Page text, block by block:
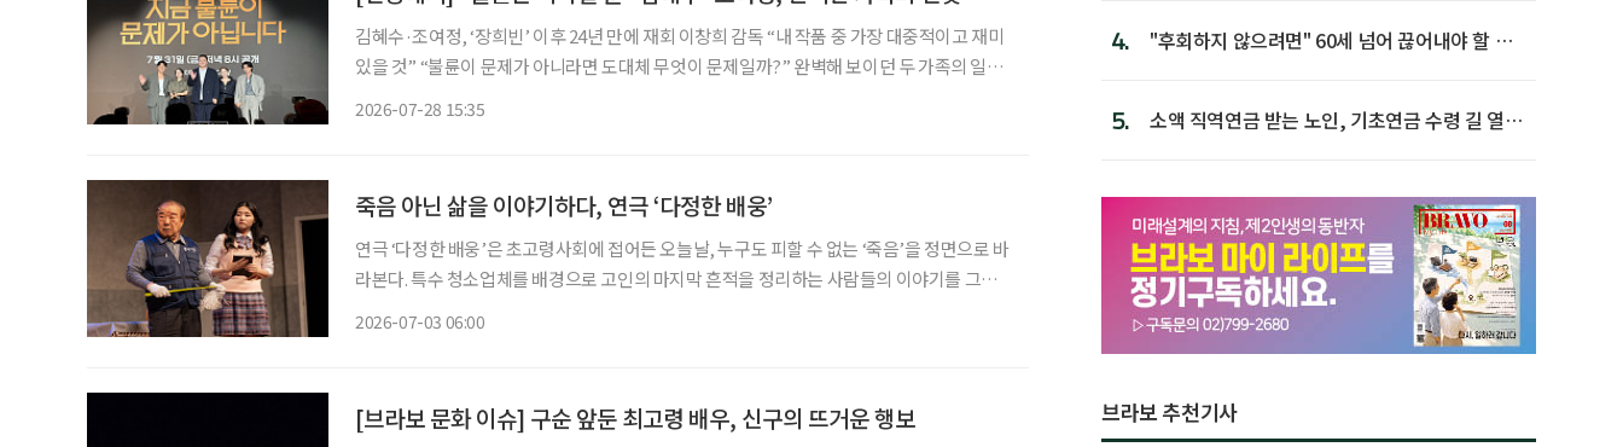
김혜수·조여정, ‘장희빈’ 이후 24년 만에 재회 이창희 감독 “내 작품 중 가장 대중적이고 재미
있을 것” “불륜이 문제가 아니라면 도대체 무엇이 문제일까?” 완벽해 보이던 두 가족의 일상
2026-07-28 15:35
죽음 아닌 삶을 이야기하다, 연극 ‘다정한 배웅’
연극 ‘다정한 배웅’은 초고령사회에 접어든 오늘날, 누구도 피할 수 없는 ‘죽음’을 정면으로 바
라본다. 특수 청소업체를 배경으로 고인의 마지막 흔적을 정리하는 사람들의 이야기를 그린
2026-07-03 06:00
[브라보 문화 이슈] 구순 앞둔 최고령 배우, 신구의 뜨거운 행보
4.
"후회하지 않으려면" 60세 넘어 끊어내야 할 사
5.
소액 직역연금 받는 노인, 기초연금 수령 길 열린
브라보 추천기사